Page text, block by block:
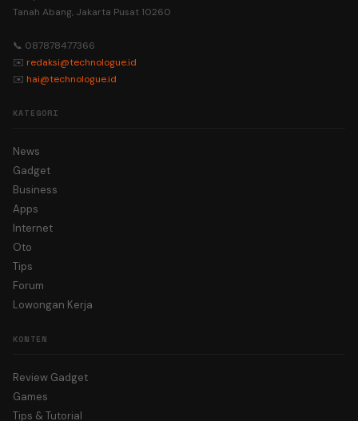
Tanah Abang, Jakarta Pusat 10260
📞 087878477366
✉️ redaksi@technologue.id
✉️ hai@technologue.id
KATEGORI
News
Gadget
Business
Apps
Internet
Oto
Tips
Forum
Lowongan Kerja
KONTEN
Review Gadget
Games
Tips & Tutorial